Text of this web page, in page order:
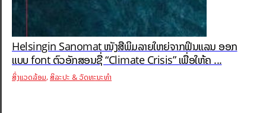
Helsingin Sanomat ໜັງສືພິມລາຍໃຫຍ່ຈາກຟິນແລນ ອອກ
ແບບ font ຕົວອັກສອນຊື່ “Climate Crisis” ເພື່ອໃຫ້ຄ ...
ສິ່ງແວດລ້ອມ, ສິລະປະ & ວັດທະນະທຳ